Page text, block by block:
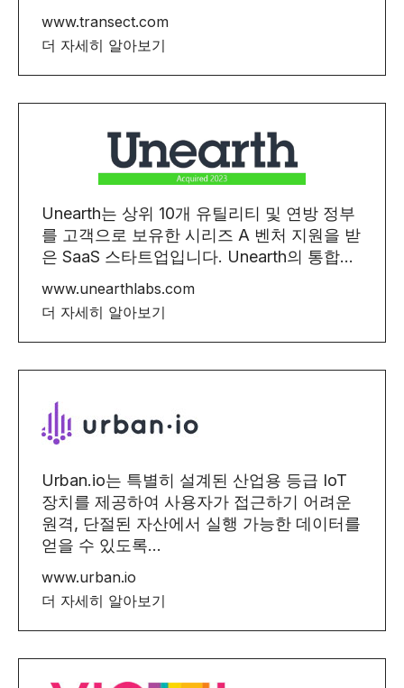
www.transect.com
더 자세히 알아보기
Unearth는 상위 10개 유틸리티 및 연방 정부
를 고객으로 보유한 시리즈 A 벤처 지원을 받
은 SaaS 스타트업입니다. Unearth의 통합...
www.unearthlabs.com
더 자세히 알아보기
Urban.io는 특별히 설계된 산업용 등급 IoT
장치를 제공하여 사용자가 접근하기 어려운
원격, 단절된 자산에서 실행 가능한 데이터를
얻을 수 있도록...
www.urban.io
더 자세히 알아보기